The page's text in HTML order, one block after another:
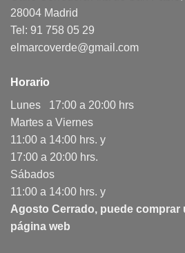
28004 Madrid
Tel: 91 758 05 29
elmarcoverde@gmail.com
Horario
Lunes 17:00 a 20:00 hrs
Martes a Viernes
11:00 a 14:00 hrs. y
17:00 a 20:00 hrs.
Sábados
11:00 a 14:00 hrs. y
Agosto Cerrado, puede comprar
página web